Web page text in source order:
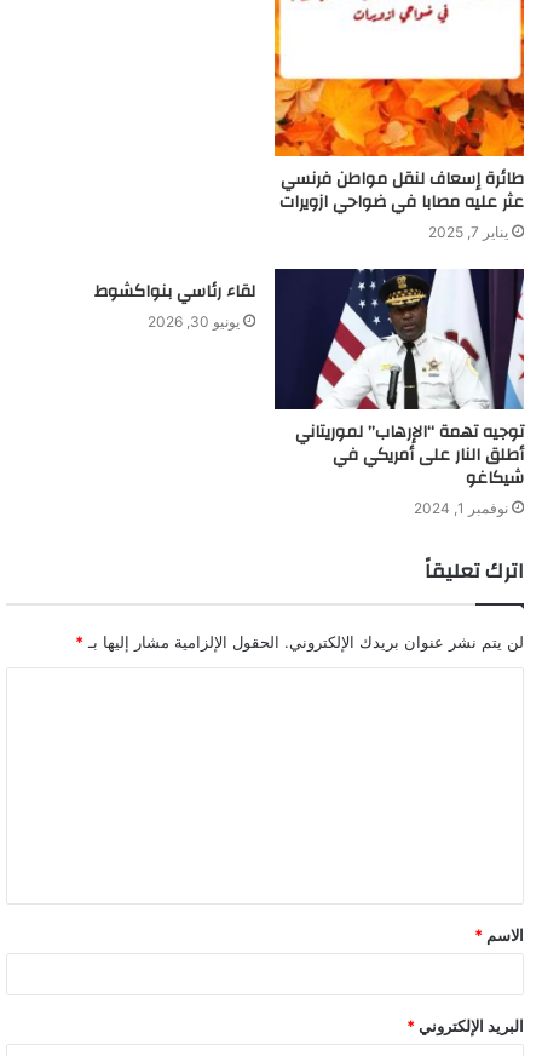
طائرة إسعاف لنقل مواطن فرنسي
عثر عليه مصابا في ضواحي ازويرات
يناير 7, 2025
توجيه تهمة “الإرهاب” لموريتاني
أطلق النار على أمريكي في
شيكاغو
نوفمبر 1, 2024
لقاء رئاسي بنواكشوط
يونيو 30, 2026
اترك تعليقاً
لن يتم نشر عنوان بريدك الإلكتروني. الحقول الإلزامية مشار إليها بـ *
ق
*
الاسم *
البريد الإلكتروني *